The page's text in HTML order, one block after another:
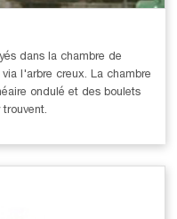
dans la chambre de
l'arbre creux. La chambre
ondulé et des boulets